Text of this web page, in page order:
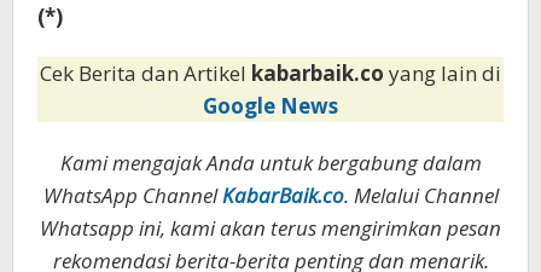
(*)
Cek Berita dan Artikel kabarbaik.co yang lain di
Google News
Kami mengajak Anda untuk bergabung dalam
WhatsApp ChannelKabarBaik.co. Melalui Channel
Whatsapp ini, kami akan terus mengirimkan pesan
rekomendasi berita-berita penting dan menarik.